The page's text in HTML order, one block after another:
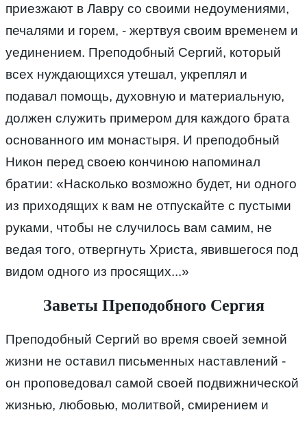
приезжают в Лавру со своими недоумениями,
печалями и горем, - жертвуя своим временем и
уединением. Преподобный Сергий, который
всех нуждающихся утешал, укреплял и
подавал помощь, духовную и материальную,
должен служить примером для каждого брата
основанного им монастыря. И преподобный
Никон перед своею кончиною напоминал
братии: «Насколько возможно будет, ни одного
из приходящих к вам не отпускайте с пустыми
руками, чтобы не случилось вам самим, не
ведая того, отвергнуть Христа, явившегося под
видом одного из просящих...»
Заветы Преподобного Сергия
Преподобный Сергий во время своей земной
жизни не оставил письменных наставлений -
он проповедовал самой своей подвижнической
жизнью, любовью, молитвой, смирением и